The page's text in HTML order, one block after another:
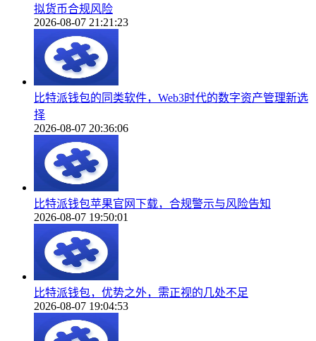
拟货币合规风险
2026-08-07 21:21:23
比特派钱包的同类软件，Web3时代的数字资产管理新选
择
2026-08-07 20:36:06
比特派钱包苹果官网下载，合规警示与风险告知
2026-08-07 19:50:01
比特派钱包，优势之外，需正视的几处不足
2026-08-07 19:04:53